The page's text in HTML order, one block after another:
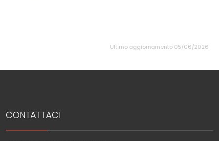
Ultimo aggiornamento 05/06/2026
CONTATTACI